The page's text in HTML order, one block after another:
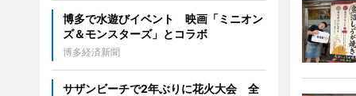
博多で水遊びイベント 映画「ミニオン
ズ＆モンスターズ」とコラボ
博多経済新聞
サザンビーチで2年ぶりに花火大会 全